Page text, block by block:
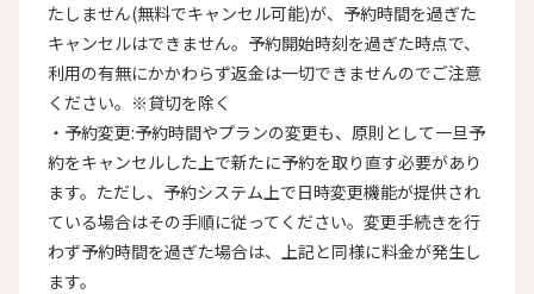
たしません(無料でキャンセル可能)が、予約時間を過ぎた
キャンセルはできません。予約開始時刻を過ぎた時点で、
利用の有無にかかわらず返金は一切できませんのでご注意
ください。※貸切を除く
・予約変更:予約時間やプランの変更も、原則として一旦予
約をキャンセルした上で新たに予約を取り直す必要があり
ます。ただし、予約システム上で日時変更機能が提供され
ている場合はその手順に従ってください。変更手続きを行
わず予約時間を過ぎた場合は、上記と同様に料金が発生し
ます。